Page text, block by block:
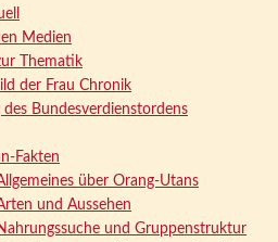
Medien
Thematik
der Frau Chronik
des Bundesverdienstordens
Fakten
über Orang-Utans
und Aussehen
und Gruppenstruktur